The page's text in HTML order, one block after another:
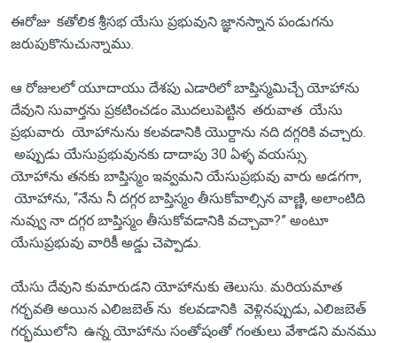
ఈరోజు కతోలిక శ్రీసభ యేసు ప్రభువుని జ్ఞానస్నాన పండుగను
జరుపుకొనుచున్నాము.
ఆ రోజులలో యూదాయు దేశపు ఎడారిలో బాప్తిస్మమిచ్చే యోహాను
దేవుని సువార్తను ప్రకటించడం మొదలుపెట్టిన తరువాత యేసు
ప్రభువారు యోహానును కలవడానికి యొర్దాను నది దగ్గరికి వచ్చారు.
అప్పుడు యేసుప్రభువునకు దాదాపు 30 ఏళ్ళ వయస్సు.
యోహాను తనకు బాప్తిస్మం ఇవ్వమని యేసుప్రభువు వారు అడగగా,
యోహాను, “నేను నీ దగ్గర బాప్తిస్మం తీసుకోవాల్సిన వాణ్ణి, అలాంటిది
నువ్వు నా దగ్గర బాప్తిస్మం తీసుకోవడానికి వచ్చావా?” అంటూ
యేసుప్రభువు వారికీ అడ్డు చెప్పాడు.
యేసు దేవుని కుమారుడని యోహానుకు తెలుసు. మరియమాత
గర్భవతి అయిన ఎలిజబెత్ ను కలవడానికి వెళ్లినప్పుడు, ఎలిజబెత్
గర్భములోని ఉన్న యోహాను సంతోషంతో గంతులు వేశాడని మనము